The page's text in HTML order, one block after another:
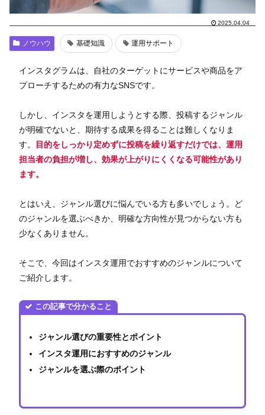
2025.04.04
ノウハウ 基礎知識 運用サポート
インスタグラムは、自社のターゲットにサービスや商品をア
プローチするための有力なSNSです。
しかし、インスタを運用しようとする際、投稿するジャンル
が明確でないと、期待する成果を得ることは難しくなりま
す。
目的をしっかり定めずに投稿を繰り返すだけでは、運用
担当者の負担が増し、効果が上がりにくくなる可能性があり
ます。
とはいえ、ジャンル選びに悩んでいる方も多いでしょう。ど
のジャンルを選ぶべきか、明確な方向性が見つからない方も
少なくありません。
そこで、今回はインスタ運用でおすすめのジャンルについて
ご紹介します。
この記事で分かること
ジャンル選びの重要性とポイント
インスタ運用におすすめのジャンル
ジャンルを選ぶ際のポイント